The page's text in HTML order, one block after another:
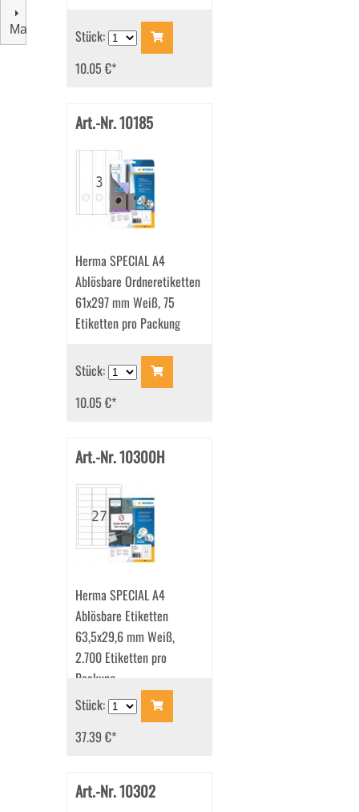
Marke
Stück:
10.05 €*
Art.-Nr. 10185
Herma SPECIAL A4
Ablösbare Ordneretiketten
61x297 mm Weiß, 75
Etiketten pro Packung
Stück:
10.05 €*
Art.-Nr. 10300H
Herma SPECIAL A4
Ablösbare Etiketten
63,5x29,6 mm Weiß,
2.700 Etiketten pro
Packung
Stück:
37.39 €*
Art.-Nr. 10302